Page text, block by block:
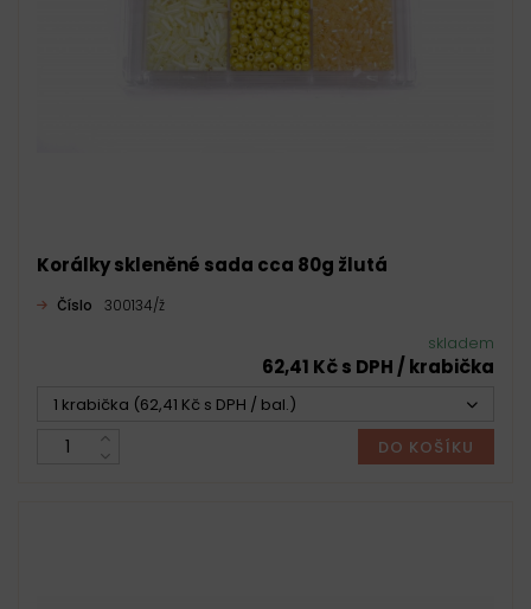
Korálky skleněné sada cca 80g žlutá
Číslo 300134/ž
skladem
62,41 Kč s DPH / krabička
1 krabička (62,41 Kč s DPH / bal.)
DO KOŠÍKU